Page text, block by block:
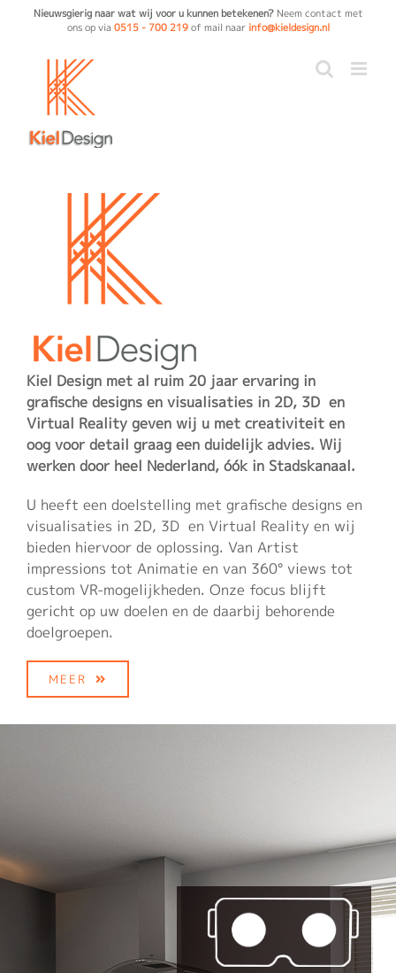
Nieuwsgierig naar wat wij voor u kunnen betekenen?Neem contact met
ons op via0515 - 700 219of mail naar info@kieldesign.nl
Kiel Design met al ruim 20 jaar ervaring in
grafische designs en visualisaties in 2D, 3D en
Virtual Reality geven wij u met creativiteit en
oog voor detail graag een duidelijk advies. Wij
werken door heel Nederland, óók in Stadskanaal.
U heeft een doelstelling met grafische designs en
visualisaties in 2D, 3D en Virtual Reality en wij
bieden hiervoor de oplossing. Van Artist
impressions tot Animatie en van 360° views tot
custom VR-mogelijkheden. Onze focus blijft
gericht op uw doelen en de daarbij behorende
doelgroepen.
MEER